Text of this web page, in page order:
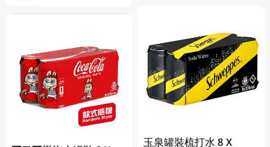
玉泉罐裝梳打水 8 X